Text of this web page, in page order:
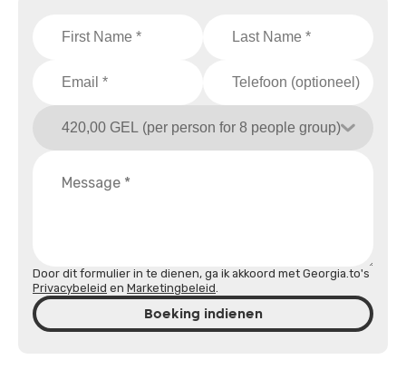
Door dit formulier in te dienen, ga ik akkoord met Georgia.to's
Privacybeleid en Marketingbeleid.
Boeking indienen